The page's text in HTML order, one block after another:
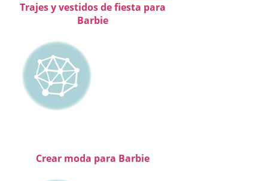
Trajes y vestidos de fiesta para
Barbie
Crear moda para Barbie